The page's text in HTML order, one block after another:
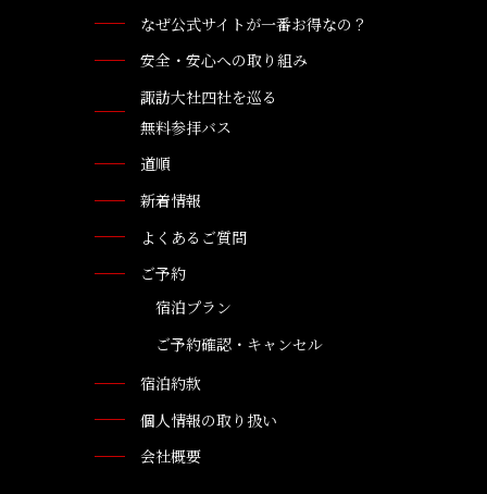
なぜ公式サイトが一番お得なの？
安全・安心への取り組み
諏訪大社四社を巡る
無料参拝バス
道順
新着情報
よくあるご質問
ご予約
宿泊プラン
ご予約確認・キャンセル
宿泊約款
個人情報の取り扱い
会社概要